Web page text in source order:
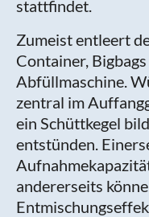
stattfindet.
Zumeist entleert
Container,
Abfüllmaschine.
zentral im
ein Schüttkegel
entstünden.
andererseits